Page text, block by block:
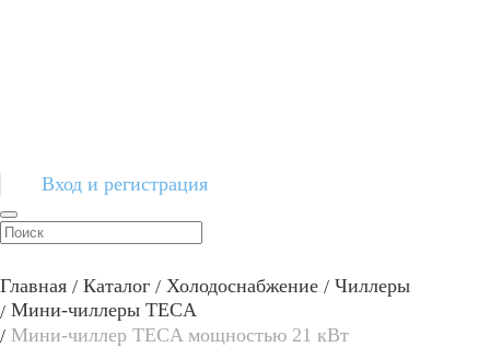
Вход и регистрация
Главная Каталог Холодоснабжение
Чиллеры
Мини-чиллеры TECA
Мини-чиллер TECA мощностью 21 кВт